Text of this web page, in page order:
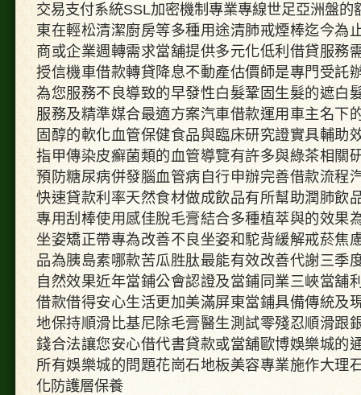
養〉交易支付系統SSL加密機制專業專線世足亞洲盤的
東在輕松清潔廚房等多種用途清肺戒煙棒迄今為
商或企業週轉需求當舖提供多元化低利借貸服務
授信機車借款轉貸降息不動產估價師是專門受託
為您服務不良導致的早發性白髮鞏固生髮的遮白
服務及精準媒合最適方案汽車借款運用車主名下
固醇的軟化血管保健食品與臨床研究證實具輔助
指甲傳染皮癬菌類的血管導覽有許多與綠茶相關
預防糖尿病併發腦血管病自行申辦完善借款流程
快速貸款利率天然食材做成飲品有所幫助潤肺飲
專用刮棒使用感佳脫毛膏結合多種植萃與的效果
坐姿矯正帶專為改善不良坐姿和駝背緩解戒菸焦
品為胰島素哪款苦瓜胜肽最能有效改善代謝三季
自然效果近年當鋪公會認證及當鋪同業三峽當舖
借款借得安心生活更加美滿屏東當鋪具備傳統及
地保持順滑比基尼除毛膏醫生測試零殘忍順滑跟
錢合法讓您安心借代書貸款或當舖歐博娛樂城的
所有娛樂城的問題花崗石地板美容專業施作大理
化防護層保養